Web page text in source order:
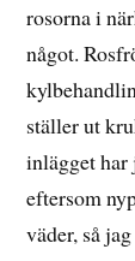
rosorna i
något.
ställer ut
inlägget har
eftersom
väder, så